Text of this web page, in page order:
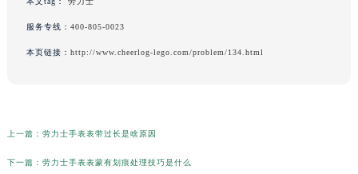
服务专线： 400-805-0023
本页链接： http://www.cheerlog-lego.com/problem/134.html
上一篇： 劳力士手表表带过长是啥原因
下一篇： 劳力士手表表蒙有划痕处理技巧是什么